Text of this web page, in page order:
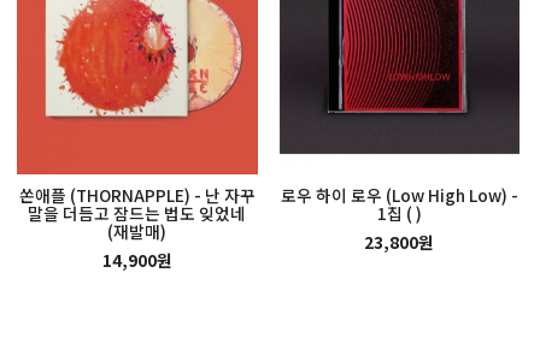
쏜애플 (THORNAPPLE) - 난 자꾸
말을 더듬고 잠드는 법도 잊었네
(재발매)
14,900원
로우 하이 로우 (Low High Low) -
1집 ( )
23,800원